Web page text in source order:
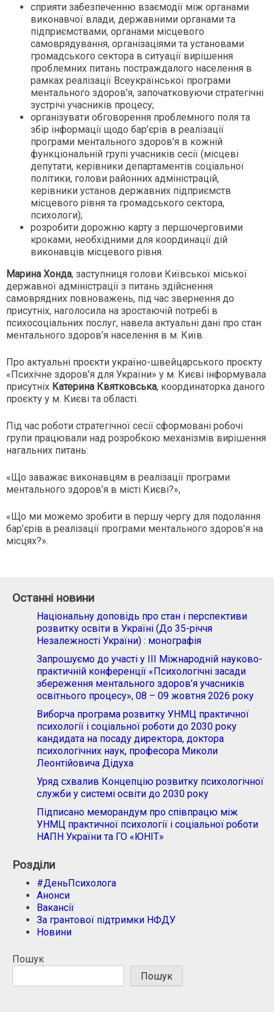
сприяти забезпеченню взаємодії між органами
виконавчої влади, державними органами та
підприємствами, органами місцевого
самоврядування, організаціями та установами
громадського сектора в ситуації вирішення
проблемних питань постраждалого населення в
рамках реалізації Всеукраїнської програми
ментального здоров’я, започатковуючи стратегічні
зустрічі учасників процесу;
організувати обговорення проблемного поля та
збір інформації щодо бар’єрів в реалізації
програми ментального здоров’я в кожній
функціональній групі учасників сесії (місцеві
депутати, керівники департаментів соціальної
політики, голови районних адміністрацій,
керівники установ державних підприємств
місцевого рівня та громадського сектора,
психологи);
розробити дорожню карту з першочерговими
кроками, необхідними для координації дій
виконавців місцевого рівня.
Марина Хонда, заступниця голови Київської міської
державної адміністрації з питань здійснення
самоврядних повноважень, під час звернення до
присутніх, наголосила на зростаючій потребі в
психосоціальних послуг, навела актуальні дані про стан
ментального здоров’я населення в м. Київ.
Про актуальні проєкти україно-швейцарського проєкту
«Психічне здоров’я для України» у м. Києві інформувала
присутніх Катерина Квятковська, координаторка даного
проєкту у м. Києві та області.
Під час роботи стратегічної сесії сформовані робочі
групи працювали над розробкою механізмів вирішення
нагальних питань:
«Що заважає виконавцям в реалізації програми
ментального здоров’я в місті Києві?»,
«Що ми можемо зробити в першу чергу для подолання
бар’єрів в реалізації програми ментального здоров’я на
місцях?».
Останні новини
Національну доповідь про стан і перспективи
розвитку освіти в Україні (До 35-річчя
Незалежності України) : монографія
Запрошуємо до участі у ІІІ Міжнародній науково-
практичній конференції «Психологічні засади
збереження ментального здоров’я учасників
освітнього процесу», 08 – 09 жовтня 2026 року
Виборча програма розвитку УНМЦ практичної
психології і соціальної роботи до 2030 року
кандидата на посаду директора, доктора
психологічних наук, професора Миколи
Леонтійовича Дідуха
Уряд схвалив Концепцію розвитку психологічної
служби у системі освіти до 2030 року
Підписано меморандум про співпрацю між
УНМЦ практичної психології і соціальної роботи
НАПН України та ГО «ЮНІТ»
Розділи
#ДеньПсихолога
Анонси
Вакансії
За грантової підтримки НФДУ
Новини
Пошук
Пошук